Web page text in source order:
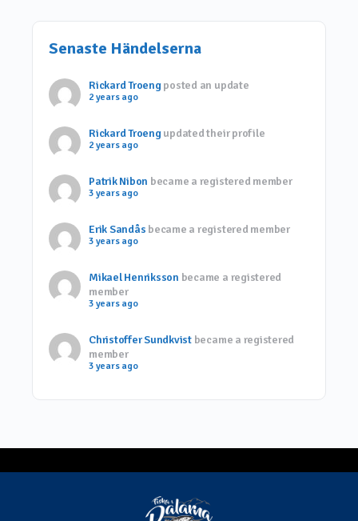
Senaste Händelserna
Rickard Troengposted an update
2 years ago
Rickard Troengupdated their profile
2 years ago
Patrik Nibon became a registered member
3 years ago
Erik Sandås became a registered member
3 years ago
Mikael Henriksson became a registered
member
3 years ago
Christoffer Sundkvistbecame a registered
member
3 years ago